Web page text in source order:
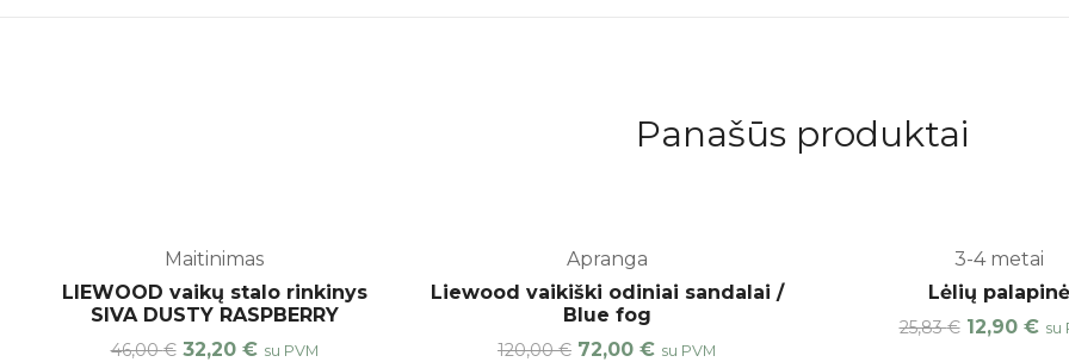
Panašūs produktai
Maitinimas
LIEWOOD vaikų stalo rinkinys
SIVA DUSTY RASPBERRY
46,00€ 32,20 € su PVM
Apranga
Liewood vaikiški odiniai sandalai /
Blue fog
120,00€ 72,00 € su PVM
3-4 metai
Lėlių palapinė
25,83€ 12,90 € su